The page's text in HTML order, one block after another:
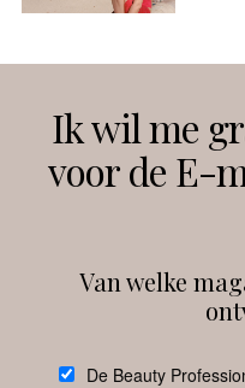
Instagram
Ik wil me
voor de E-
Van welke
De Beauty